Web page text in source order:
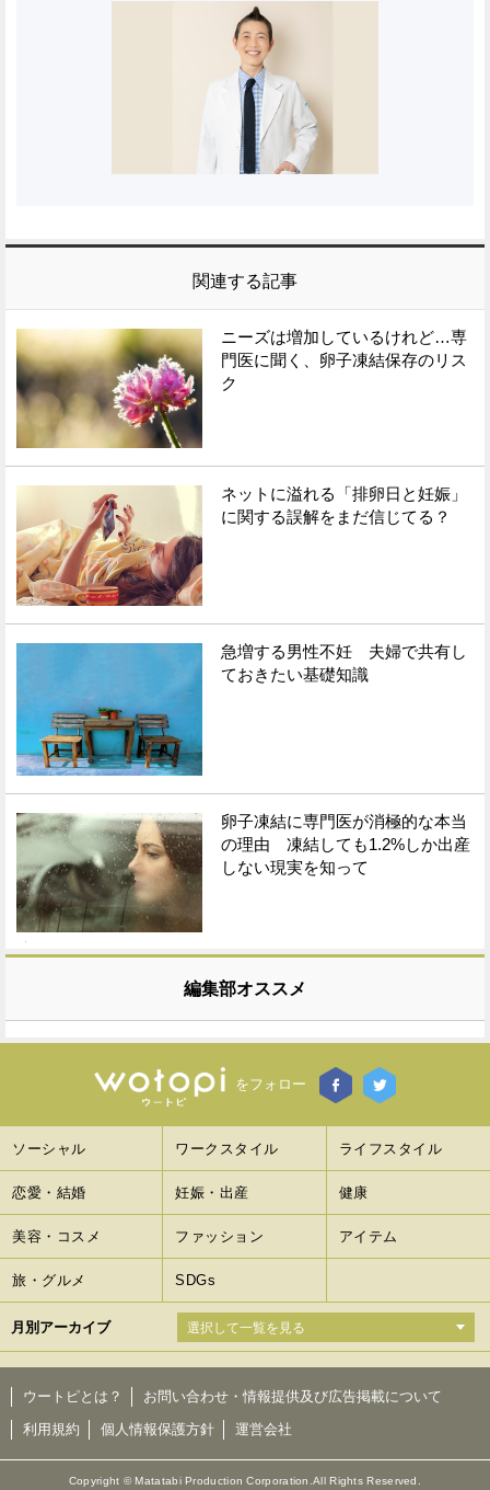
関連する記事
ニーズは増加しているけれど…専
門医に聞く、卵子凍結保存のリス
ク
ネットに溢れる「排卵日と妊娠」
に関する誤解をまだ信じてる？
急増する男性不妊 夫婦で共有し
ておきたい基礎知識
卵子凍結に専門医が消極的な本当
の理由 凍結しても1.2%しか出産
しない現実を知って
編集部オススメ
をフォロー
ソーシャル ワークスタイル ライフスタイル
恋愛・結婚 妊娠・出産 健康
美容・コスメ ファッション アイテム
旅・グルメ SDGs
月別アーカイブ
ウートピとは？
お問い合わせ・情報提供及び広告掲載について
利用規約
個人情報保護方針 運営会社
Copyright © Matatabi Production Corporation.All Rights Reserved.